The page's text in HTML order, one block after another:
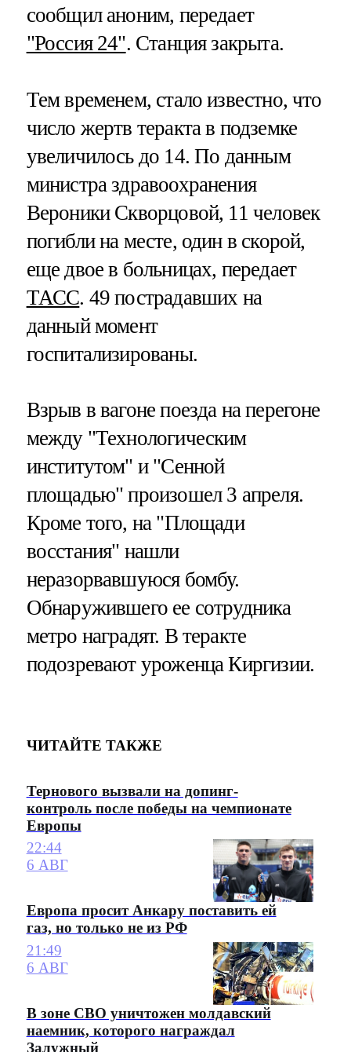
сообщил аноним, передает
"Россия 24". Станция закрыта.
Тем временем, стало известно, что
число жертв теракта в подземке
увеличилось до 14. По данным
министра здравоохранения
Вероники Скворцовой, 11 человек
погибли на месте, один в скорой,
еще двое в больницах, передает
ТАСС. 49 пострадавших на
данный момент
госпитализированы.
Взрыв в вагоне поезда на перегоне
между "Технологическим
институтом" и "Сенной
площадью" произошел 3 апреля.
Кроме того, на "Площади
восстания" нашли
неразорвавшуюся бомбу.
Обнаружившего ее сотрудника
метро наградят. В теракте
подозревают уроженца Киргизии.
ЧИТАЙТЕ ТАКЖЕ
Тернового вызвали на допинг-
контроль после победы на чемпионате
Европы
22:44
6 АВГ
Европа просит Анкару поставить ей
газ, но только не из РФ
21:49
6 АВГ
В зоне СВО уничтожен молдавский
наемник, которого награждал
Залужный